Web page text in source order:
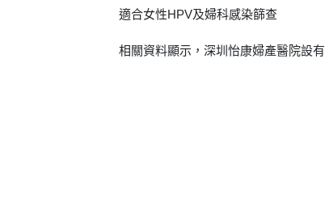
適合女性HPV及婦科感染篩查
相關資料顯示，深圳怡康婦產醫院設